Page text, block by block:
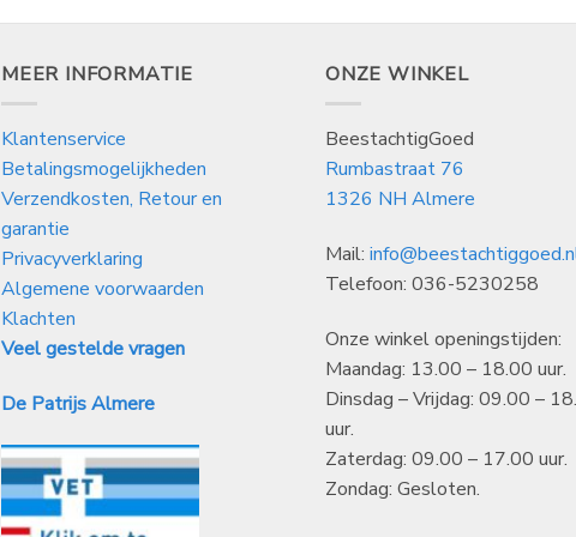
MEER INFORMATIE
Klantenservice
Betalingsmogelijkheden
Verzendkosten, Retour en
garantie
Privacyverklaring
Algemene voorwaarden
Klachten
Veel gestelde vragen
De Patrijs Almere
ONZE WINKEL
BeestachtigGoed
Rumbastraat 76
1326 NH Almere
Mail:
Telefoon: 036-5230258
Onze winkel openingstijden:
Maandag: 13.00 – 18.00 uur.
Dinsdag – Vrijdag: 09.00 –
uur.
Zaterdag: 09.00 – 17.00 uur.
Zondag: Gesloten.